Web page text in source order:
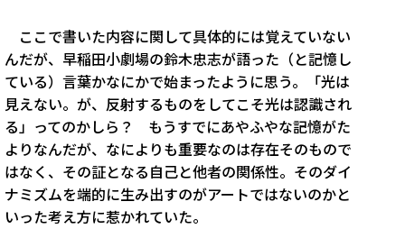
ここで書いた内容に関して具体的には覚えていない
んだが、早稲田小劇場の鈴木忠志が語った（と記憶し
ている）言葉かなにかで始まったように思う。「光は
見えない。が、反射するものをしてこそ光は認識され
る」ってのかしら？ もうすでにあやふやな記憶がた
よりなんだが、なによりも重要なのは存在そのもので
はなく、その証となる自己と他者の関係性。そのダイ
ナミズムを端的に生み出すのがアートではないのかと
いった考え方に惹かれていた。